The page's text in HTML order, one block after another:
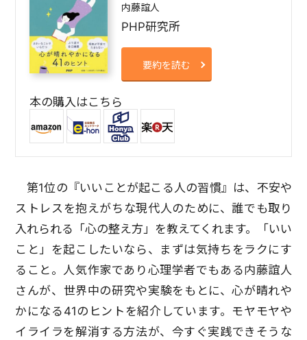
内藤誼人
PHP研究所
要約を読む
本の購入はこちら
第1位の『いいことが起こる人の習慣』は、不安や
ストレスを抱えがちな現代人のために、誰でも取り
入れられる「心の整え方」を教えてくれます。「いい
こと」を起こしたいなら、まずは気持ちをラクにす
ること。人気作家であり心理学者でもある内藤誼人
さんが、世界中の研究や実験をもとに、心が晴れや
かになる41のヒントを紹介しています。モヤモヤや
イライラを解消する方法が、今すぐ実践できそうな